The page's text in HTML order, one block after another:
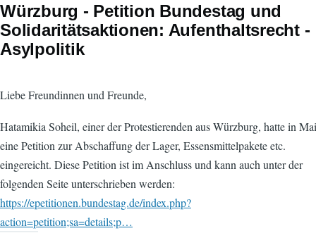
Würzburg - Petition Bundestag und
Solidaritätsaktionen: Aufenthaltsrecht -
Asylpolitik
Liebe Freundinnen und Freunde,
Hatamikia Soheil, einer der Protestierenden aus Würzburg, hatte in Mai
eine Petition zur Abschaffung der Lager, Essensmittelpakete etc.
eingereicht. Diese Petition ist im Anschluss und kann auch unter der
folgenden Seite unterschrieben werden:
https://epetitionen.bundestag.de/index.php?
action=petition;sa=details;p…